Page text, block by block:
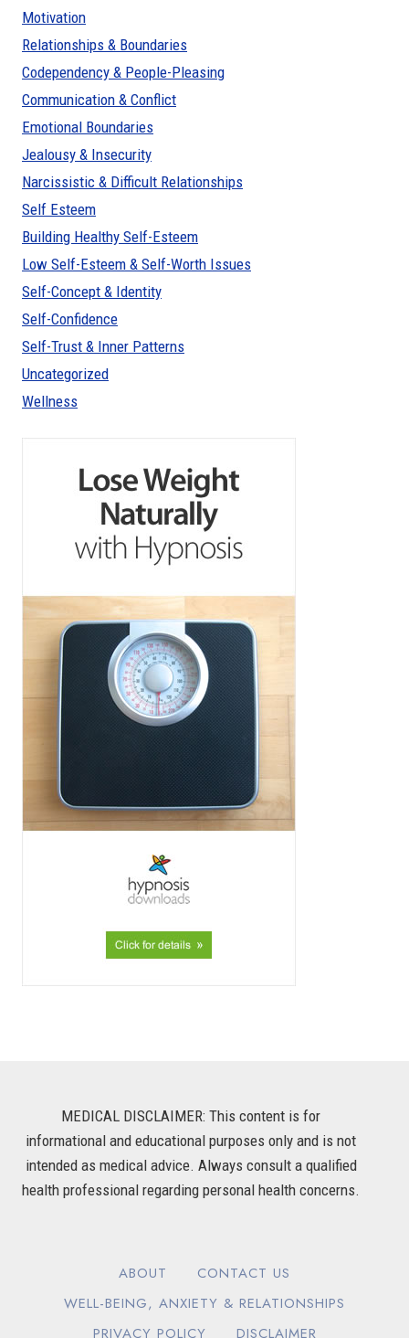
Motivation
Relationships & Boundaries
Codependency & People-Pleasing
Communication & Conflict
Emotional Boundaries
Jealousy & Insecurity
Narcissistic & Difficult Relationships
Self Esteem
Building Healthy Self-Esteem
Low Self-Esteem & Self-Worth Issues
Self-Concept & Identity
Self-Confidence
Self-Trust & Inner Patterns
Uncategorized
Wellness
MEDICAL DISCLAIMER: This content is for
informational and educational purposes only and is not
intended as medical advice. Always consult a qualified
health professional regarding personal health concerns.
ABOUT
CONTACT US
WELL-BEING, ANXIETY & RELATIONSHIPS
PRIVACY POLICY
DISCLAIMER